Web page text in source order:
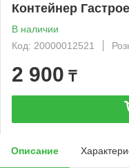
Контейнер
В наличии
Код: 20000012521
2 900 ₸
Описание